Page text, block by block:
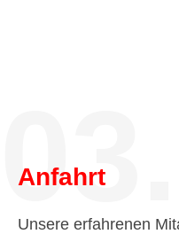
03.
Anfahrt
Unsere erfahrenen